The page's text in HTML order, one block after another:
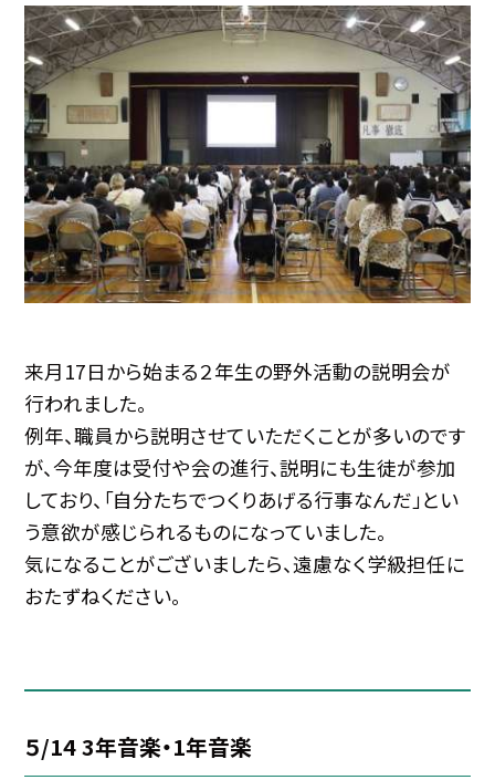
来月17日から始まる２年生の野外活動の説明会が
行われました。
例年、職員から説明させていただくことが多いのです
が、今年度は受付や会の進行、説明にも生徒が参加
しており、「自分たちでつくりあげる行事なんだ」とい
う意欲が感じられるものになっていました。
気になることがございましたら、遠慮なく学級担任に
おたずねください。
５/14 3年音楽・1年音楽